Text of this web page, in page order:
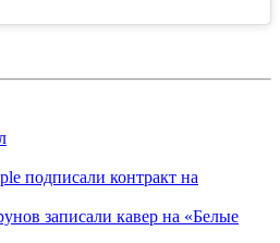
подписали контракт на